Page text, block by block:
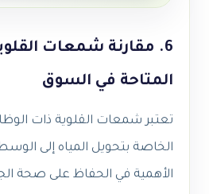
6. مقارنة شمعات
المتاحة في السوق
تعتبر شمعات القلوية ذات
الخاصة بتحويل المياه إلى
الأهمية في الحفاظ على صحة